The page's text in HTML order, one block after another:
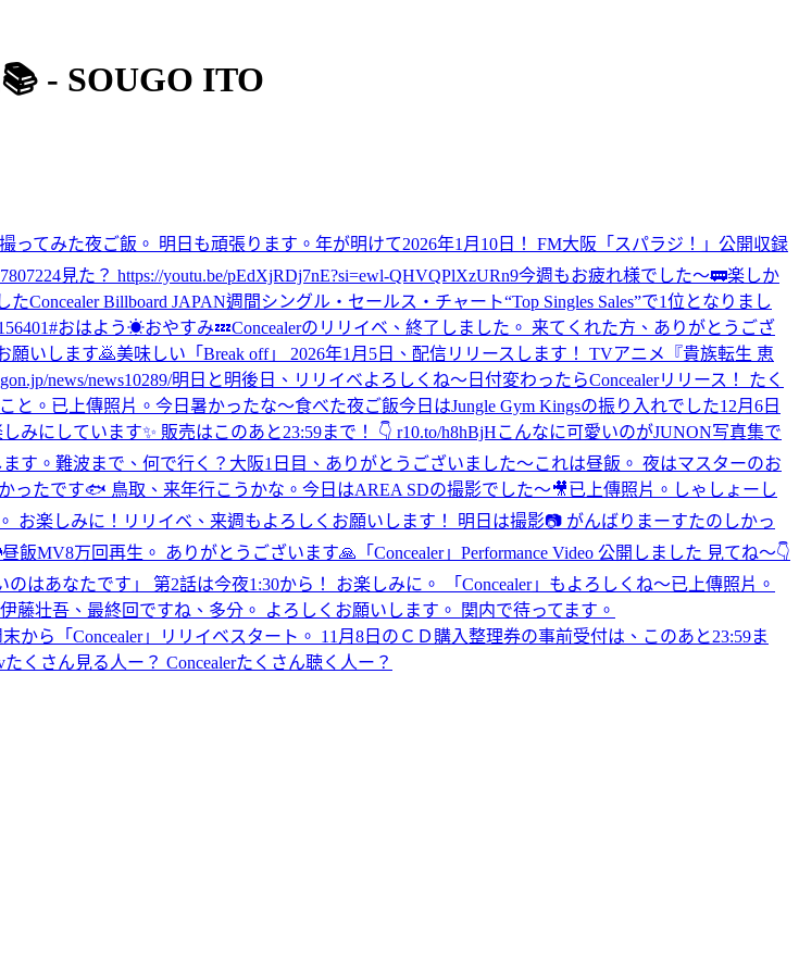
- SOUGO ITO
ってみた夜ご飯。 明日も頑張ります。 年が明けて2026年1月10日！ FM大阪「スパラジ！」公開収録
見た？ https://youtu.be/pEdXjRDj7nE?si=ewl-QHVQPlXzURn9今週もお疲れ様でした〜🚃楽しか
たConcealer Billboard JAPAN週間シングル・セールス・チャート“Top Singles Sales”で1位となりまし
おはよう☀おやすみ💤Concealerのリリイベ、終了しました。 来てくれた方、ありがとうござ
願いします🙇美味しい 「Break off」 2026年1月5日、配信リリースします！ TVアニメ『貴族転生 恵
news/news10289/明日と明後日、リリイベよろしくね〜 日付変わったらConcealerリリース！ たく
と。 已上傳照片。 今日暑かったな〜食べた夜ご飯今日はJungle Gym Kingsの振り入れでした12月6日
みにしています✨ 販売はこのあと23:59まで！ 👇 r10.to/h8hBjHこんなに可愛いのがJUNON写真集で
す。 難波まで、何で行く？ 大阪1日目、ありがとうございました〜これは昼飯。 夜はマスターのお
ったです🐟 鳥取、来年行こうかな。 今日はAREA SDの撮影でした〜🎥已上傳照片。 しゃしょーし
お楽しみに！ リリイベ、来週もよろしくお願いします！ 明日は撮影📷 がんばりまーすたのしかっ
昼飯MV8万回再生。 ありがとうございます🙏 「Concealer」Performance Video 公開しました 見てね〜👇
のはあなたです」 第2話は今夜1:30から！ お楽しみに。 「Concealer」もよろしくね〜已上傳照片。
藤壮吾、最終回ですね、多分。 よろしくお願いします。 関内で待ってます。
から「Concealer」リリイベスタート。 11月8日のＣＤ購入整理券の事前受付は、このあと23:59ま
たくさん見る人ー？ Concealerたくさん聴く人ー？